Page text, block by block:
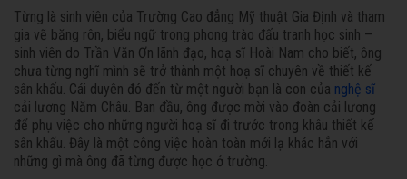
Từng là sinh viên của Trường Cao đẳng Mỹ thuật Gia Định và tham
gia vẽ băng rôn, biểu ngữ trong phong trào đấu tranh học sinh –
sinh viên do Trần Văn Ơn lãnh đạo, hoạ sĩ Hoài Nam cho biết, ông
chưa từng nghĩ mình sẽ trở thành một hoạ sĩ chuyên về thiết kế
sân khấu. Cái duyên đó đến từ một người bạn là con của nghệ sĩ
cải lương Năm Châu. Ban đầu, ông được mời vào đoàn cải lương
để phụ việc cho những người hoạ sĩ đi trước trong khâu thiết kế
sân khấu. Đây là một công việc hoàn toàn mới lạ khác hẳn với
những gì mà ông đã từng được học ở trường.